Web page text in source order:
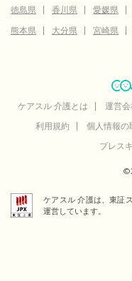
徳島県
香川県 愛媛県
熊本県
大分県 宮崎県
ケアスル 介護とは 運営会
利用規約
個人情報の
プレス
ケアスル 介護は、東証
運営しています。